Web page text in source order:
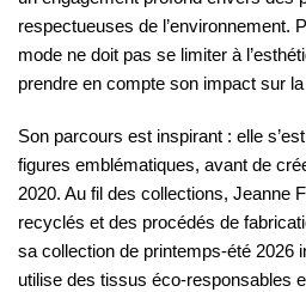
respectueuses de l’environnement.
mode ne doit pas se limiter à
prendre en compte son impact sur
Son parcours est inspirant : elle
figures emblématiques, avant de
2020. Au fil des collections, Jeanne
recyclés et des procédés de
sa collection de printemps-été 2026
utilise des tissus éco-responsables